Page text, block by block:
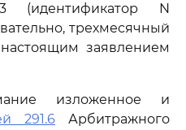
(идентификатор N
трехмесячный
заявлением
изложенное и
291.6 Арбитражного